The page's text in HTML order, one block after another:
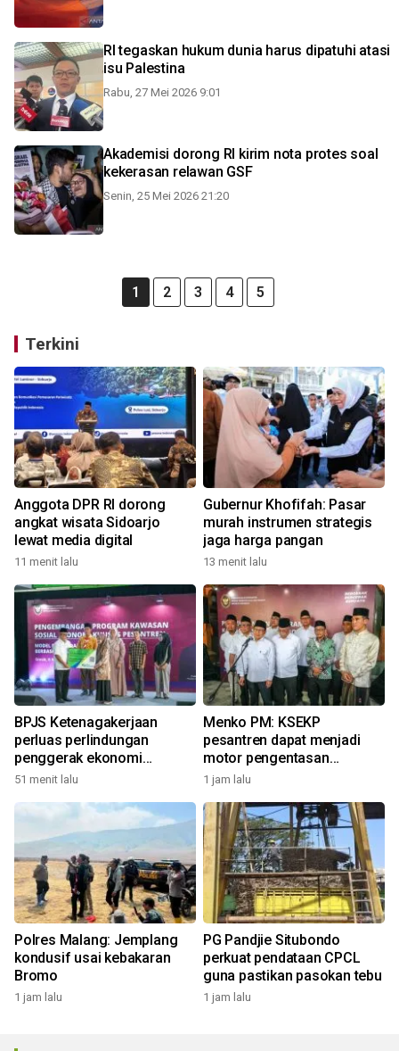
RI tegaskan hukum dunia harus dipatuhi atasi
isu Palestina
Rabu, 27 Mei 2026 9:01
Akademisi dorong RI kirim nota protes soal
kekerasan relawan GSF
Senin, 25 Mei 2026 21:20
1 2 3 4 5
Terkini
Anggota DPR RI dorong
angkat wisata Sidoarjo
lewat media digital
11 menit lalu
Gubernur Khofifah: Pasar
murah instrumen strategis
jaga harga pangan
13 menit lalu
BPJS Ketenagakerjaan
perluas perlindungan
penggerak ekonomi
pesantren
51 menit lalu
Menko PM: KSEKP
pesantren dapat menjadi
motor pengentasan
kemiskinan
1 jam lalu
Polres Malang: Jemplang
kondusif usai kebakaran
Bromo
1 jam lalu
PG Pandjie Situbondo
perkuat pendataan CPCL
guna pastikan pasokan tebu
1 jam lalu